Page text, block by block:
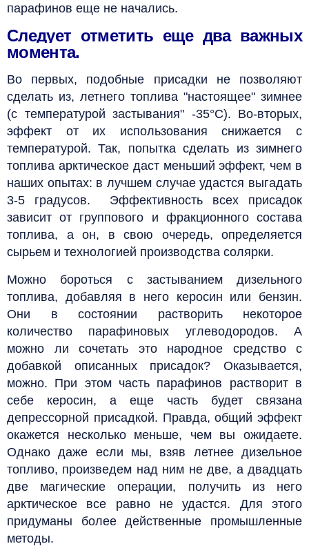
парафинов еще не начались.
Следует отметить еще два важных
момента.
Во первых, подобные присадки не позволяют
сделать из, летнего топлива "настоящее" зимнее
(c температурой застывания" -35°С). Во-вторых,
эффект от их использования снижается с
температурой. Так, попытка сделать из зимнего
топлива арктическое даст меньший эффект, чем в
наших опытах: в лучшем случае удастся выгадать
3-5 градусов. Эффективность всех присадок
зависит от группового и фракционного состава
топлива, а он, в свою очередь, определяется
сырьем и технологией производства солярки.
Можно бороться с застыванием дизельного
топлива, добавляя в него керосин или бензин.
Они в состоянии растворить некоторое
количество парафиновых углеводородов. А
можно ли сочетать это народное средство с
добавкой описанных присадок? Оказывается,
можно. При этом часть парафинов растворит в
себе керосин, а еще часть будет связана
депрессорной присадкой. Правда, общий эффект
окажется несколько меньше, чем вы ожидаете.
Однако даже если мы, взяв летнее дизельное
топливо, произведем над ним не две, а двадцать
две магические операции, получить из него
арктическое все равно не удастся. Для этого
придуманы более действенные промышленные
методы.